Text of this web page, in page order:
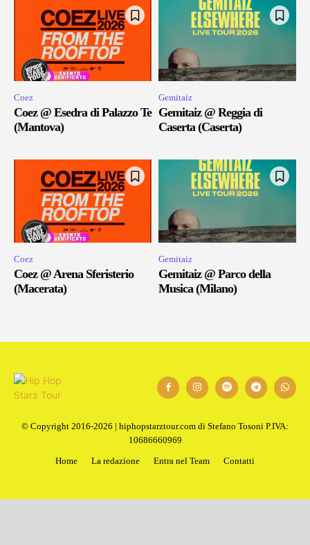
Coez
Coez @ Esedra di Palazzo Te
(Mantova)
Gemitaiz
Gemitaiz @ Reggia di
Caserta (Caserta)
Coez
Coez @ Arena Sferisterio
(Macerata)
Gemitaiz
Gemitaiz @ Parco della
Musica (Milano)
© Copyright 2016-2026 | hiphopstarztour.com di Stefano Tosoni P.IVA:
10686660969
Home
La redazione Entra nel Team Contatti